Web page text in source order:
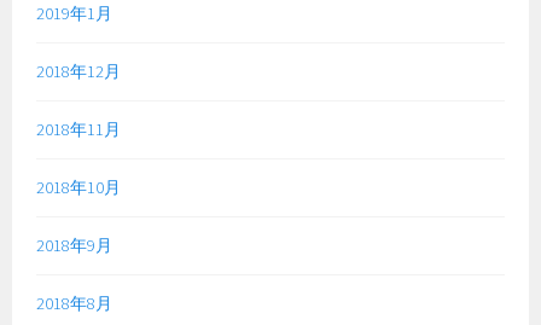
2019年1月
2018年12月
2018年11月
2018年10月
2018年9月
2018年8月